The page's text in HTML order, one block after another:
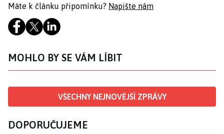
Máte k článku připomínku? Napište nám
MOHLO BY SE VÁM LÍBIT
VŠECHNY NEJNOVĚJŠÍ ZPRÁVY
DOPORUČUJEME